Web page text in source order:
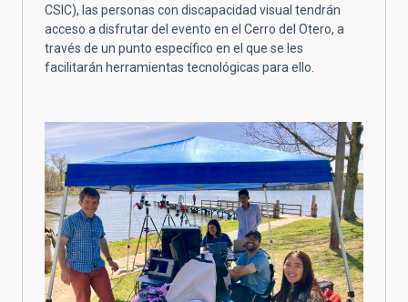
CSIC), las personas con discapacidad visual tendrán
acceso a disfrutar del evento en el Cerro del Otero, a
través de un punto específico en el que se les
facilitarán herramientas tecnológicas para ello.